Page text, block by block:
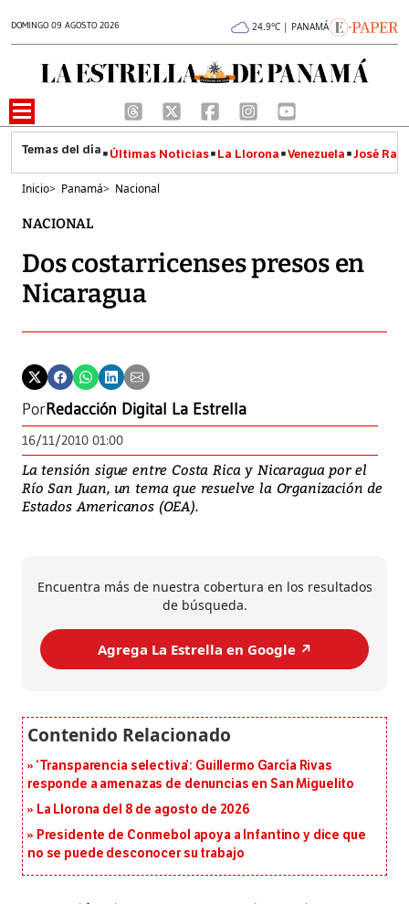
DOMINGO 09 AGOSTO 2026 24.9°C | PANAMÁ
Últimas Noticias La Llorona Venezuela José
Inicio> Panamá> Nacional
NACIONAL
Dos costarricenses presos en
Nicaragua
PorRedacción Digital La Estrella
16/11/2010 01:00
La tensión sigue entre Costa Rica y Nicaragua por el
Río San Juan, un tema que resuelve la Organización de
Estados Americanos (OEA).
Encuentra más de nuestra cobertura en los resultados
de búsqueda.
Agrega La Estrella en Google ↗️
‘Transparencia selectiva’: Guillermo García Rivas
responde a amenazas de denuncias en San Miguelito
La Llorona del 8 de agosto de 2026
Presidente de Conmebol apoya a Infantino y dice que
no se puede desconocer su trabajo